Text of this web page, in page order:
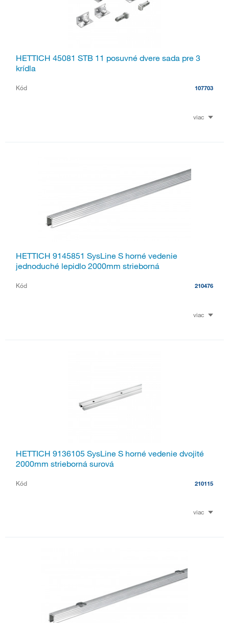
HETTICH 45081 STB 11 posuvné dvere sada pre 3
krídla
Kód 107703
viac
HETTICH 9145851 SysLine S horné vedenie
jednoduché lepidlo 2000mm strieborná
Kód 210476
viac
HETTICH 9136105 SysLine S horné vedenie dvojité
2000mm strieborná surová
Kód 210115
viac